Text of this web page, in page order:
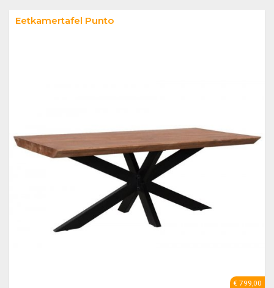
Eetkamertafel Punto
€ 799,00